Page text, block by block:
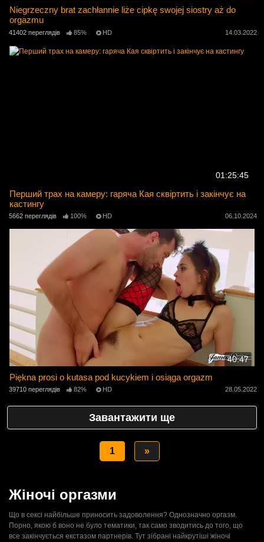
Niegrzeczny brat zachłannie liże cipkę swojej siostry aż do
orgazmu
41402 переглядів 85% HD 14.03.2022
01:25:45
Перший трах на камеру: гаряча Кая сквіртить і закінчує на
кастингу
5662 переглядів 100% HD 06.10.2024
40:47
Piękna prosi o kutasa pod kucykiem i osiąga orgazm
39710 переглядів 82% HD 28.05.2022
Завантажити ще
1 »
Жіночі оргазми
Що в сексі найбільше приносить задоволення? Однозначно оргазм.
Порно, якою б воно не було тематики, так само зводитись до того, що
все закінчується екстазом партнерів. Тут зібрані найкрутіші жіночі